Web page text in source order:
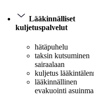
Lääkinnälliset
kuljetuspalvelut
hätäpuhelu
taksin kutsuminen
sairaalaan
kuljetus
lääkinnällinen
evakuointi